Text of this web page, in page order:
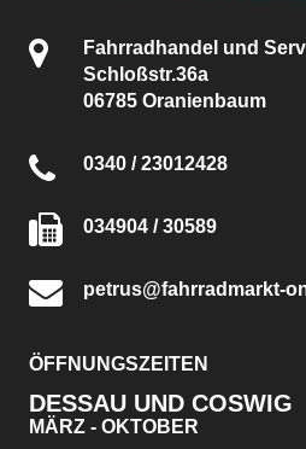
Fahrradhandel und
Schloßstr.36a
06785 Oranienbaum
0340 / 23012428
034904 / 30589
petrus@fahrradmarkt-
ÖFFNUNGSZEITEN
DESSAU UND COSWIG
MÄRZ - OKTOBER